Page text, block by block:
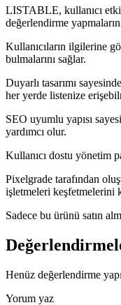
LISTABLE, kullanıcı
değerlendirme
Kullanıcıların ilgilerine
bulmalarını sağlar.
Duyarlı tasarımı
her yerde listenize
SEO uyumlu yapısı
yardımcı olur.
Kullanıcı dostu yönetim
Pixelgrade tarafından
işletmeleri keşfetmelerini
Sadece bu ürünü satın
Henüz değerlendirme
Yorum yaz